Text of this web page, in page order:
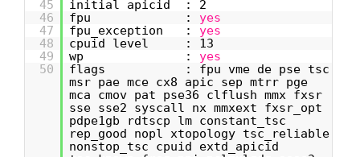
45
initial apicid : 2
46
fpu : yes
47
fpu_exception : yes
48
cpuid level : 13
49
wp : yes
50
flags : fpu vme de pse tsc
msr pae mce cx8 apic sep mtrr pge
mca cmov pat pse36 clflush mmx fxsr
sse sse2 syscall nx mmxext fxsr_opt
pdpe1gb rdtscp lm constant_tsc
rep_good nopl xtopology tsc_reliable
nonstop_tsc cpuid extd_apicid